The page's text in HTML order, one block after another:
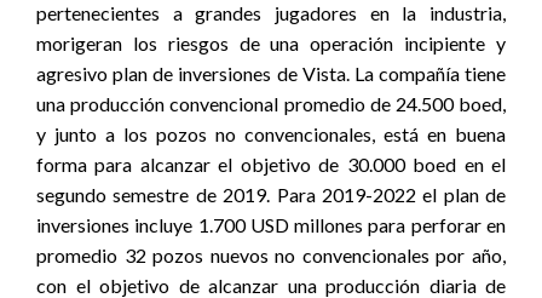
pertenecientes a grandes jugadores en la industria,
morigeran los riesgos de una operación incipiente y
agresivo plan de inversiones de Vista. La compañía tiene
una producción convencional promedio de 24.500 boed,
y junto a los pozos no convencionales, está en buena
forma para alcanzar el objetivo de 30.000 boed en el
segundo semestre de 2019. Para 2019-2022 el plan de
inversiones incluye 1.700 USD millones para perforar en
promedio 32 pozos nuevos no convencionales por año,
con el objetivo de alcanzar una producción diaria de